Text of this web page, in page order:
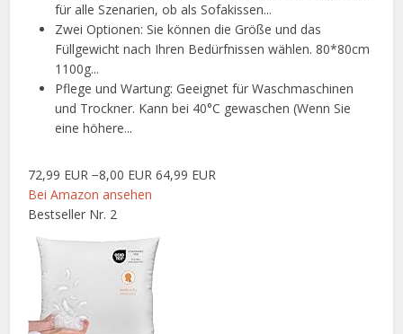
für alle Szenarien, ob als Sofakissen...
Zwei Optionen: Sie können die Größe und das
Füllgewicht nach Ihren Bedürfnissen wählen. 80*80cm
1100g...
Pflege und Wartung: Geeignet für Waschmaschinen
und Trockner. Kann bei 40°C gewaschen (Wenn Sie
eine höhere...
72,99 EUR −8,00 EUR 64,99 EUR
Bei Amazon ansehen
Bestseller Nr. 2